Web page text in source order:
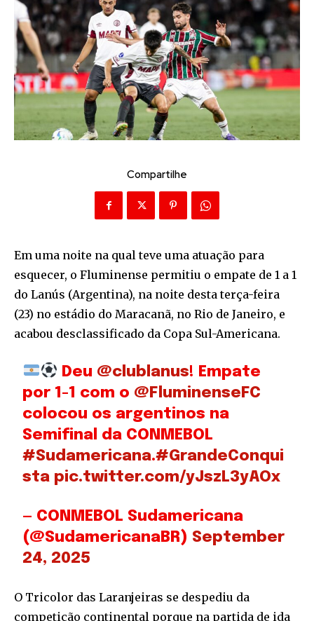
Compartilhe
Em uma noite na qual teve uma atuação para
esquecer, o Fluminense permitiu o empate de 1 a 1
do Lanús (Argentina), na noite desta terça-feira
(23) no estádio do Maracanã, no Rio de Janeiro, e
acabou desclassificado da Copa Sul-Americana.
Deu @clublanus! Empate
por 1-1 com o @FluminenseFC
colocou os argentinos na
Semifinal da CONMEBOL
#Sudamericana.#GrandeConqui
sta pic.twitter.com/yJszL3yAOx
— CONMEBOL Sudamericana
(@SudamericanaBR) September
24, 2025
O Tricolor das Laranjeiras se despediu da
competição continental porque na partida de ida